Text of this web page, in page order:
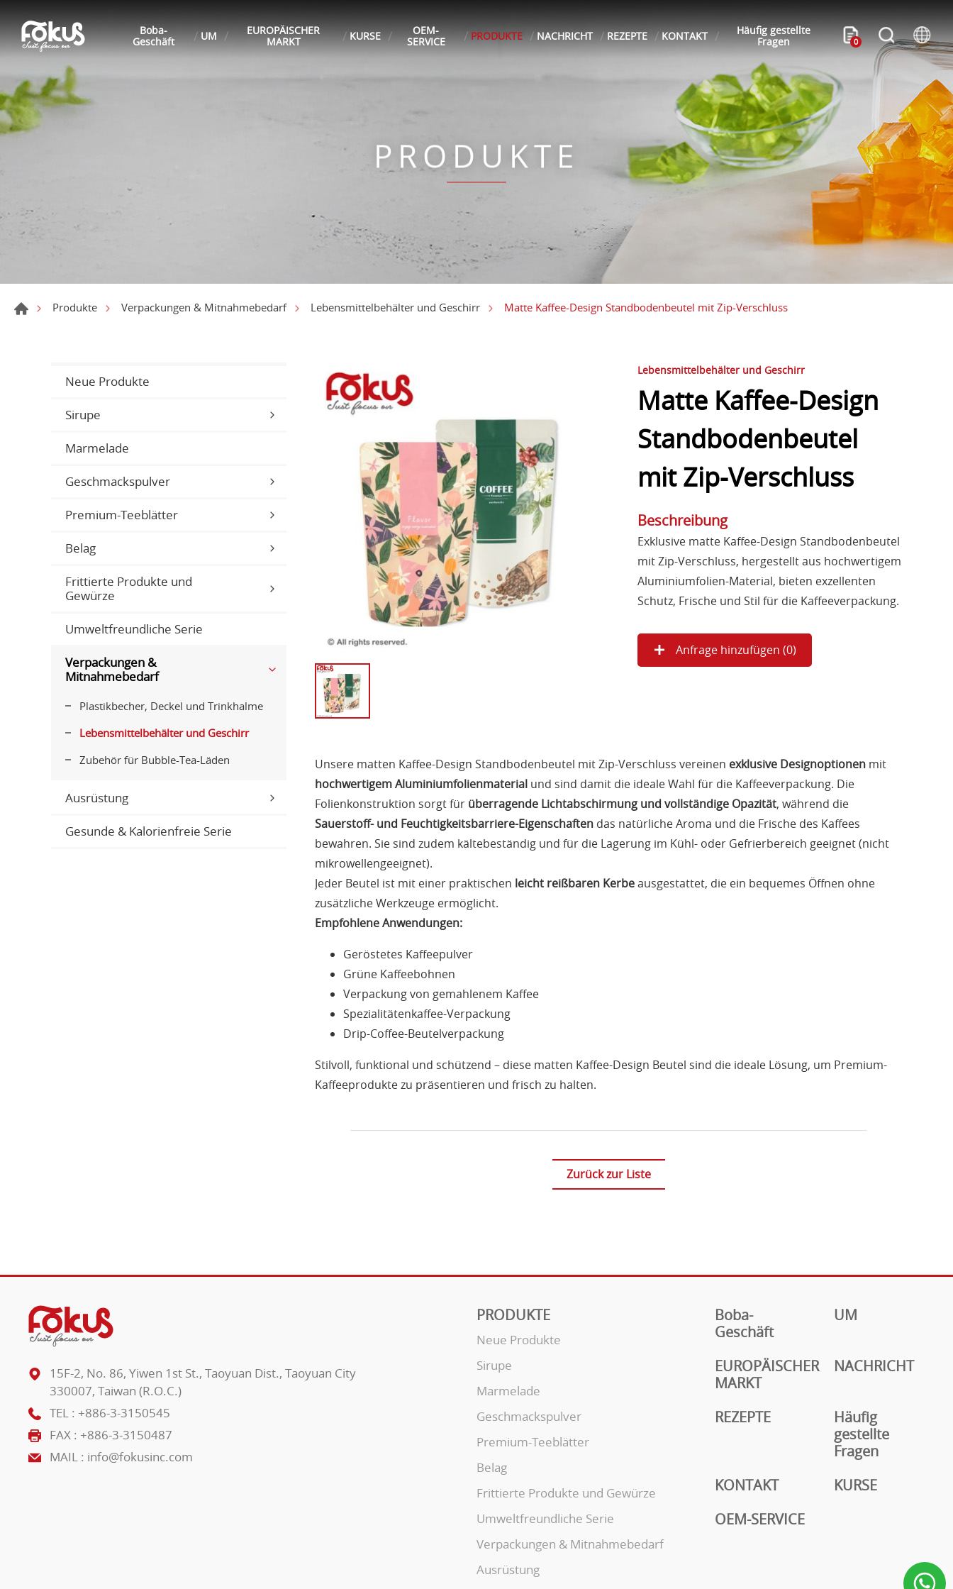
Boba-
Geschäft
UM
EUROPÄISCHER
MARKT
KURSE
OEM-
SERVICE
PRODUKTE NACHRICHT REZEPTE KONTAKT
Häufig gestellte
Fragen
0
PRODUKTE
Produkte Verpackungen & Mitnahmebedarf Lebensmittelbehälter und Geschirr Matte Kaffee-Design Standbodenbeutel mit Zip-Verschluss
Neue Produkte
Sirupe
Marmelade
Geschmackspulver
Premium-Teeblätter
Belag
Frittierte Produkte und
Gewürze
Umweltfreundliche Serie
Verpackungen &
Mitnahmebedarf
Plastikbecher, Deckel und Trinkhalme
Lebensmittelbehälter und Geschirr
Zubehör für Bubble-Tea-Läden
Ausrüstung
Gesunde & Kalorienfreie Serie
Lebensmittelbehälter und Geschirr
Matte Kaffee-Design
Standbodenbeutel
mit Zip-Verschluss
Beschreibung
Exklusive matte Kaffee-Design Standbodenbeutel
mit Zip-Verschluss, hergestellt aus hochwertigem
Aluminiumfolien-Material, bieten exzellenten
Schutz, Frische und Stil für die Kaffeeverpackung.
Anfrage hinzufügen (0)
Unsere matten Kaffee-Design Standbodenbeutel mit Zip-Verschluss vereinen exklusive Designoptionen mit
hochwertigem Aluminiumfolienmaterial und sind damit die ideale Wahl für die Kaffeeverpackung. Die
Folienkonstruktion sorgt für überragende Lichtabschirmung und vollständige Opazität, während die
Sauerstoff- und Feuchtigkeitsbarriere-Eigenschaften das natürliche Aroma und die Frische des Kaffees
bewahren. Sie sind zudem kältebeständig und für die Lagerung im Kühl- oder Gefrierbereich geeignet (nicht
mikrowellengeeignet).
Jeder Beutel ist mit einer praktischen leicht reißbaren Kerbeausgestattet, die ein bequemes Öffnen ohne
zusätzliche Werkzeuge ermöglicht.
Empfohlene Anwendungen:
Geröstetes Kaffeepulver
Grüne Kaffeebohnen
Verpackung von gemahlenem Kaffee
Spezialitätenkaffee-Verpackung
Drip-Coffee-Beutelverpackung
Stilvoll, funktional und schützend – diese matten Kaffee-Design Beutel sind die ideale Lösung, um Premium-
Kaffeeprodukte zu präsentieren und frisch zu halten.
Zurück zur Liste
PRODUKTE
Neue Produkte
Sirupe
Marmelade
Geschmackspulver
Premium-Teeblätter
Belag
Frittierte Produkte und Gewürze
Umweltfreundliche Serie
Verpackungen & Mitnahmebedarf
Ausrüstung
Boba-
Geschäft
UM
EUROPÄISCHER
MARKT
NACHRICHT
REZEPTE
Häufig
gestellte
Fragen
KONTAKT
KURSE
OEM-SERVICE
15F-2, No. 86, Yiwen 1st St., Taoyuan Dist., Taoyuan City
330007, Taiwan (R.O.C.)
TEL : +886-3-3150545
FAX : +886-3-3150487
MAIL : info@fokusinc.com